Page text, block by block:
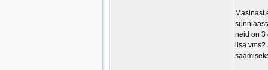
Masinast
neid on 3
lisa